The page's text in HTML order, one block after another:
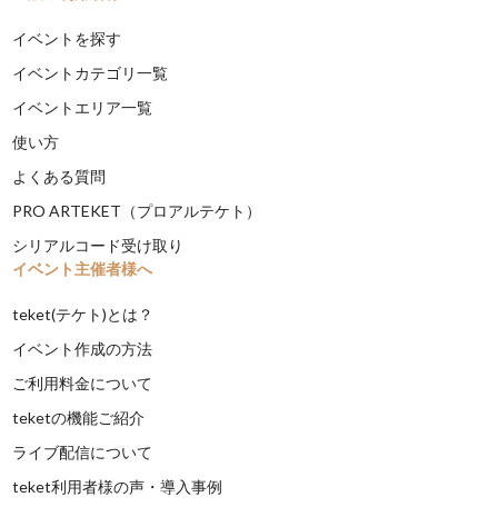
イベントを探す
イベントカテゴリ一覧
イベントエリア一覧
使い方
よくある質問
PRO ARTEKET（プロアルテケト）
シリアルコード受け取り
イベント主催者様へ
teket(テケト)とは？
イベント作成の方法
ご利用料金について
teketの機能ご紹介
ライブ配信について
teket利用者様の声・導入事例